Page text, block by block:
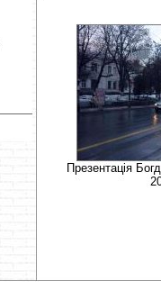
Презентація